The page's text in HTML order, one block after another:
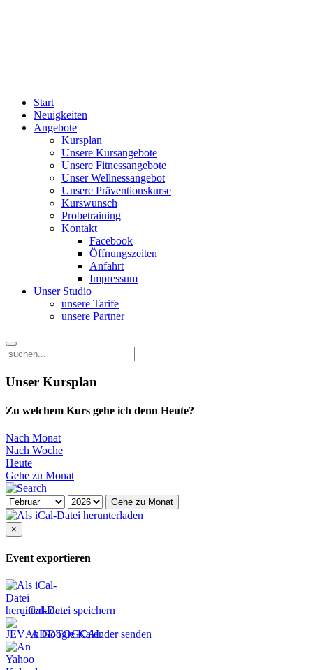
Start
Neuigkeiten
Angebote
Kursplan
Unsere Kursangebote
Unsere Fitnessangebote
Unser Wellnessangebot
Unsere Präventionskurse
Kurswunsch
Probetraining
Kontakt
Facebook
Öffnungszeiten
Anfahrt
Impressum
Unser Studio
unsere Tarife
unsere Partner
Unser Kursplan
Zu welchem Kurs gehe ich denn Heute?
Nach Monat
Nach Woche
Heute
Gehe zu Monat
Gehe zu Monat
×
Event exportieren
iCal-Datei speichern
An Google Kalender senden